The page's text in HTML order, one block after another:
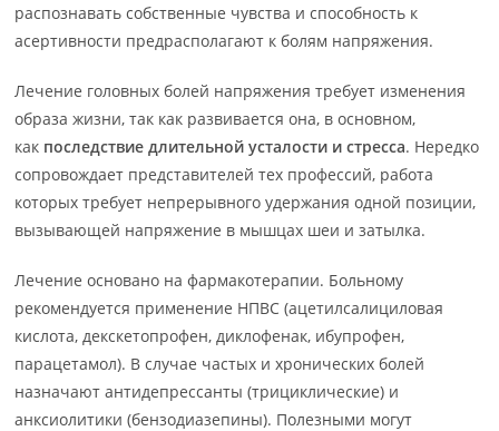
распознавать собственные чувства и способность к
асертивности предрасполагают к болям напряжения.
Лечение головных болей напряжения требует изменения
образа жизни, так как развивается она, в основном,
как последствие длительной усталости и стресса. Нередко
сопровождает представителей тех профессий, работа
которых требует непрерывного удержания одной позиции,
вызывающей напряжение в мышцах шеи и затылка.
Лечение основано на фармакотерапии. Больному
рекомендуется применение НПВС (ацетилсалициловая
кислота, декскетопрофен, диклофенак, ибупрофен,
парацетамол). В случае частых и хронических болей
назначают антидепрессанты (трициклические) и
анксиолитики (бензодиазепины). Полезными могут